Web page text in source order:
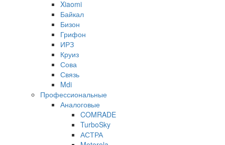
Xiaomi
Байкал
Бизон
Грифон
ИРЗ
Круиз
Сова
Связь
Mdi
Профессиональные
Аналоговые
COMRADE
TurboSky
АСТРА